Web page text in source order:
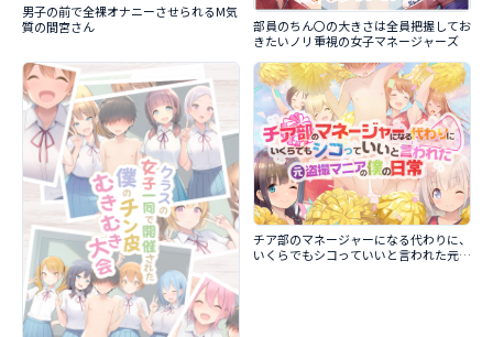
男子の前で全裸オナニーさせられるM気
質の間宮さん
部員のちん〇の大きさは全員把握してお
きたいノリ重視の女子マネージャーズ
チア部のマネージャーになる代わりに、
いくらでもシコっていいと言われた元盗